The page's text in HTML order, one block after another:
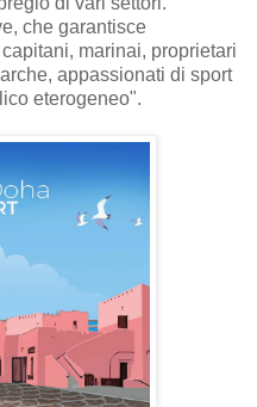
che garantisce
marinai, proprietari
appassionati di sport
eterogeneo".